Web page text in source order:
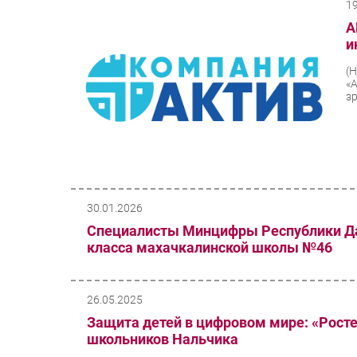
30.01.2026
Специалисты Минцифры Республики
класса махачкалинской школы №46
26.05.2025
Защита детей в цифровом мире:
школьников Нальчика